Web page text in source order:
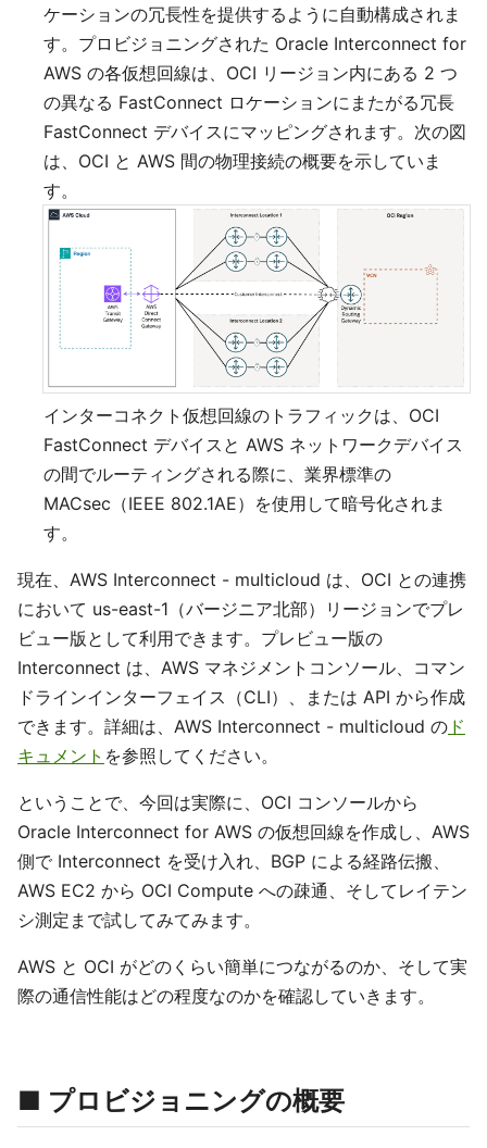
ケーションの冗長性を提供するように自動構成されま
す。プロビジョニングされた Oracle Interconnect for
AWS の各仮想回線は、OCI リージョン内にある 2 つ
の異なる FastConnect ロケーションにまたがる冗長
FastConnect デバイスにマッピングされます。次の図
は、OCI と AWS 間の物理接続の概要を示していま
す。
インターコネクト仮想回線のトラフィックは、OCI
FastConnect デバイスと AWS ネットワークデバイス
の間でルーティングされる際に、業界標準の
MACsec（IEEE 802.1AE）を使用して暗号化されま
す。
現在、AWS Interconnect - multicloud は、OCI との連携
において us-east-1（バージニア北部）リージョンでプレ
ビュー版として利用できます。プレビュー版の
Interconnect は、AWS マネジメントコンソール、コマン
ドラインインターフェイス（CLI）、または API から作成
できます。詳細は、AWS Interconnect - multicloud の ド
キュメント を参照してください。
ということで、今回は実際に、OCI コンソールから
Oracle Interconnect for AWS の仮想回線を作成し、AWS
側で Interconnect を受け入れ、BGP による経路伝搬、
AWS EC2 から OCI Compute への疎通、そしてレイテン
シ測定まで試してみてみます。
AWS と OCI がどのくらい簡単につながるのか、そして実
際の通信性能はどの程度なのかを確認していきます。
■ プロビジョニングの概要